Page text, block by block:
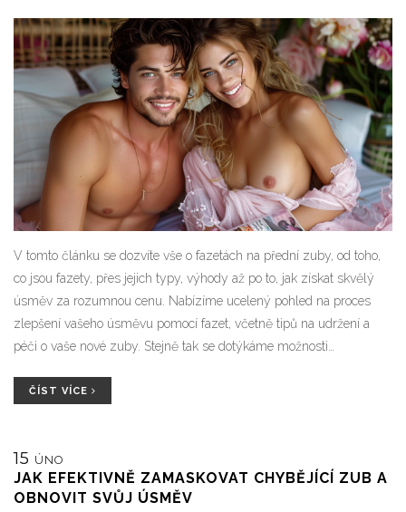
V tomto článku se dozvíte vše o fazetách na přední zuby, od toho,
co jsou fazety, přes jejich typy, výhody až po to, jak získat skvělý
úsměv za rozumnou cenu. Nabízíme ucelený pohled na proces
zlepšení vašeho úsměvu pomocí fazet, včetně tipů na udržení a
péči o vaše nové zuby. Stejně tak se dotýkáme možnosti
informované rozhodnutí.
ČÍST VÍCE
15 ÚNO
JAK EFEKTIVNĚ ZAMASKOVAT CHYBĚJÍCÍ ZUB A
OBNOVIT SVŮJ ÚSMĚV